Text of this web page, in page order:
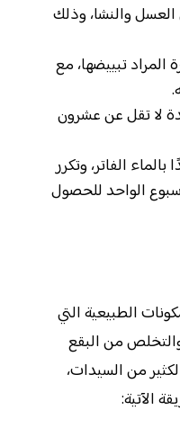
والنشا، وذلك
تبييضها، مع
لا تقل عن عشرون
الفاتر، وتكرر
الواحد للحصول
الطبيعية التي
والتخلص من البقع
من السيدات،
الآتية: